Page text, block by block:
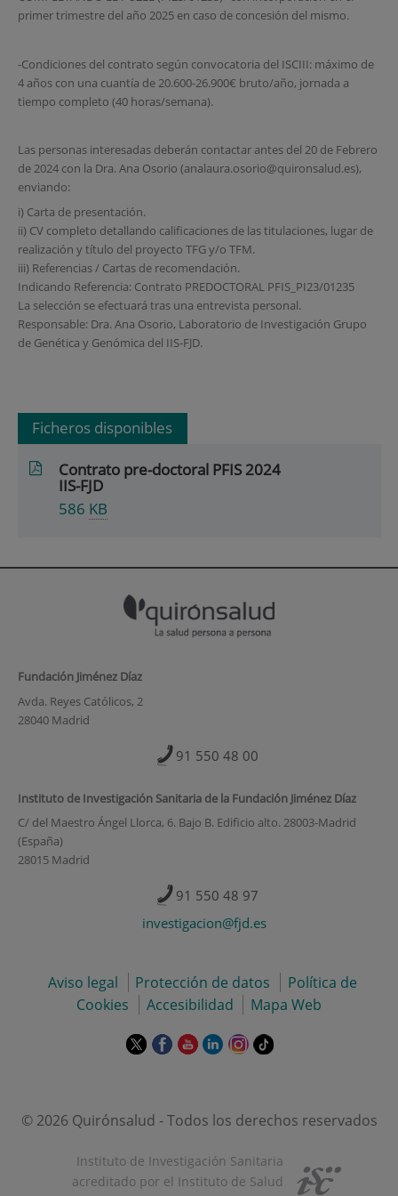
primer trimestre del año 2025 en caso de concesión del mismo.
-Condiciones del contrato según convocatoria del ISCIII: máximo de
4 años con una cuantía de 20.600-26.900€ bruto/año, jornada a
tiempo completo (40 horas/semana).
Las personas interesadas deberán contactar antes del 20 de Febrero
de 2024 con la Dra. Ana Osorio (analaura.osorio@quironsalud.es),
enviando:
i) Carta de presentación.
ii) CV completo detallando calificaciones de las titulaciones, lugar de
realización y título del proyecto TFG y/o TFM.
iii) Referencias / Cartas de recomendación.
Indicando Referencia: Contrato PREDOCTORAL PFIS_PI23/01235
La selección se efectuará tras una entrevista personal.
Responsable: Dra. Ana Osorio, Laboratorio de Investigación Grupo
de Genética y Genómica del IIS-FJD.
Ficheros disponibles
Contrato pre-doctoral PFIS 2024
IIS-FJD
586 KB
Fundación Jiménez Díaz
Avda. Reyes Católicos, 2
28040 Madrid
91 550 48 00
Instituto de Investigación Sanitaria de la Fundación Jiménez Díaz
C/ del Maestro Ángel Llorca, 6. Bajo B. Edificio alto. 28003-Madrid
(España)
28015 Madrid
91 550 48 97
investigacion@fjd.es
Aviso legal Protección de datos
Política de
Cookies
Accesibilidad Mapa Web
Este
en
ventana
nueva.
Este
en
ventana
nueva.
Este
en
ventana
Este
en
ventana
nueva.
Este
en
ventana
nueva.
Enlace
externa.
© 2026 Quirónsalud - Todos los derechos reservados
Instituto de Investigación Sanitaria
acreditado por el Instituto de Salud